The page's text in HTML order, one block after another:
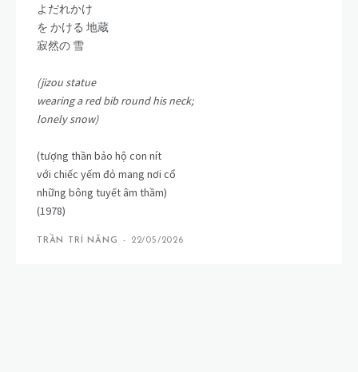
よだれかけ
を かける 地蔵
寂然の 雪
(jizou statue
wearing a red bib round his neck;
lonely snow)
(tượng thần bảo hộ con nít
với chiếc yếm đỏ mang nơi cổ
những bông tuyết âm thầm)
(1978)
TRẦN TRÍ NĂNG - 22/05/2026